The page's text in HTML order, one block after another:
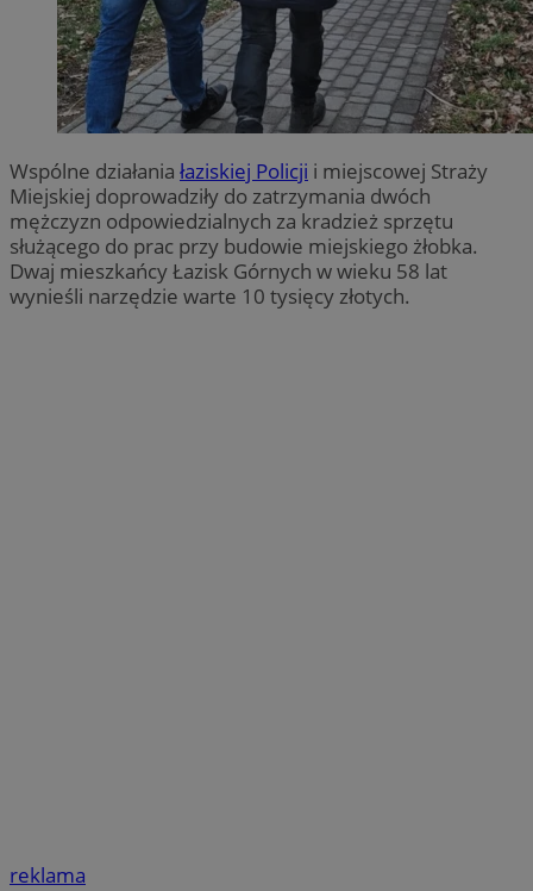
Wspólne działania łaziskiej Policji i miejscowej Straży
Miejskiej doprowadziły do zatrzymania dwóch
mężczyzn odpowiedzialnych za kradzież sprzętu
służącego do prac przy budowie miejskiego żłobka.
Dwaj mieszkańcy Łazisk Górnych w wieku 58 lat
wynieśli narzędzie warte 10 tysięcy złotych.
reklama